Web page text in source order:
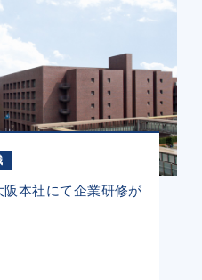
本社にて企業研修が